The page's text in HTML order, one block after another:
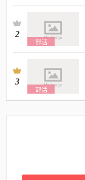
2
部活
3
部活